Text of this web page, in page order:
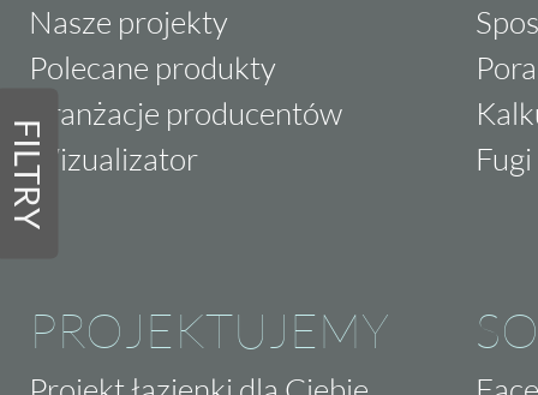
FILTRY
Nasze projekty
Polecane produkty
Aranżacje producentów
Wizualizator
PROJEKTUJEMY